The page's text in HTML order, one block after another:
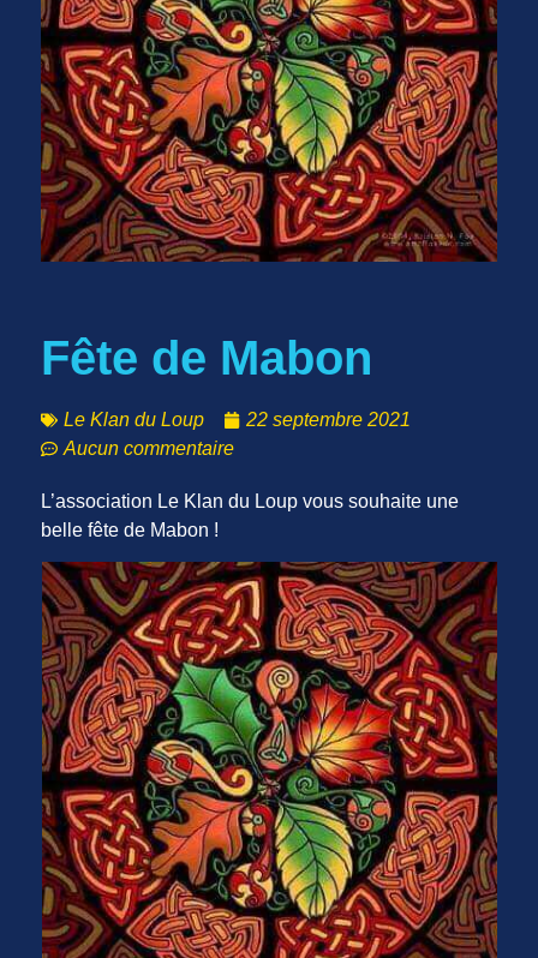
Fête de Mabon
Le Klan du Loup
22 septembre 2021
Aucun commentaire
L’association Le Klan du Loup vous souhaite une
belle fête de Mabon !